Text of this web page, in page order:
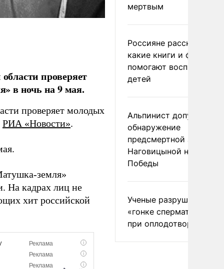
проверяет
в ночь на 9 мая.
проверяет молодых
РИА «Новости».
земля»
На кадрах лиц не
хит российской
мертвым
Россияне рассказали,
какие книги и фильмы
помогают воспитывать
детей
Альпинист допустил
обнаружение
предсмертной записки
Наговицыной на пике
Победы
Ученые разрушили миф
«гонке
при оплодотворении